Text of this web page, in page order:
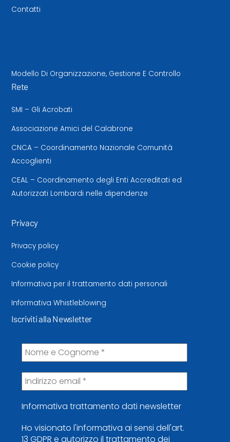
Contatti
Modello Di Organizzazione, Gestione E Controllo
Rete
SMI – Gli Acrobati
Associazione Amici del Calabrone
CNCA – Coordinamento Nazionale Comunità
Accoglienti
CEAL – Coordinamento degli Enti Accreditati ed
Autorizzati Lombardi nelle dipendenze
Privacy
Privacy policy
Cookie policy
Informativa per il trattamento dati personali
Informativa Whistleblowing
Iscriviti alla Newsletter
Informativa trattamento dati newsletter
Ho visionato l'informativa ai sensi dell'art.
13 GDPR e autorizzo il trattamento dei